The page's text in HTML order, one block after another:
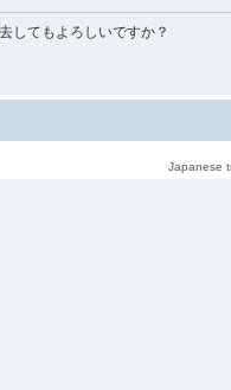
してもよろしいですか？
Japanese